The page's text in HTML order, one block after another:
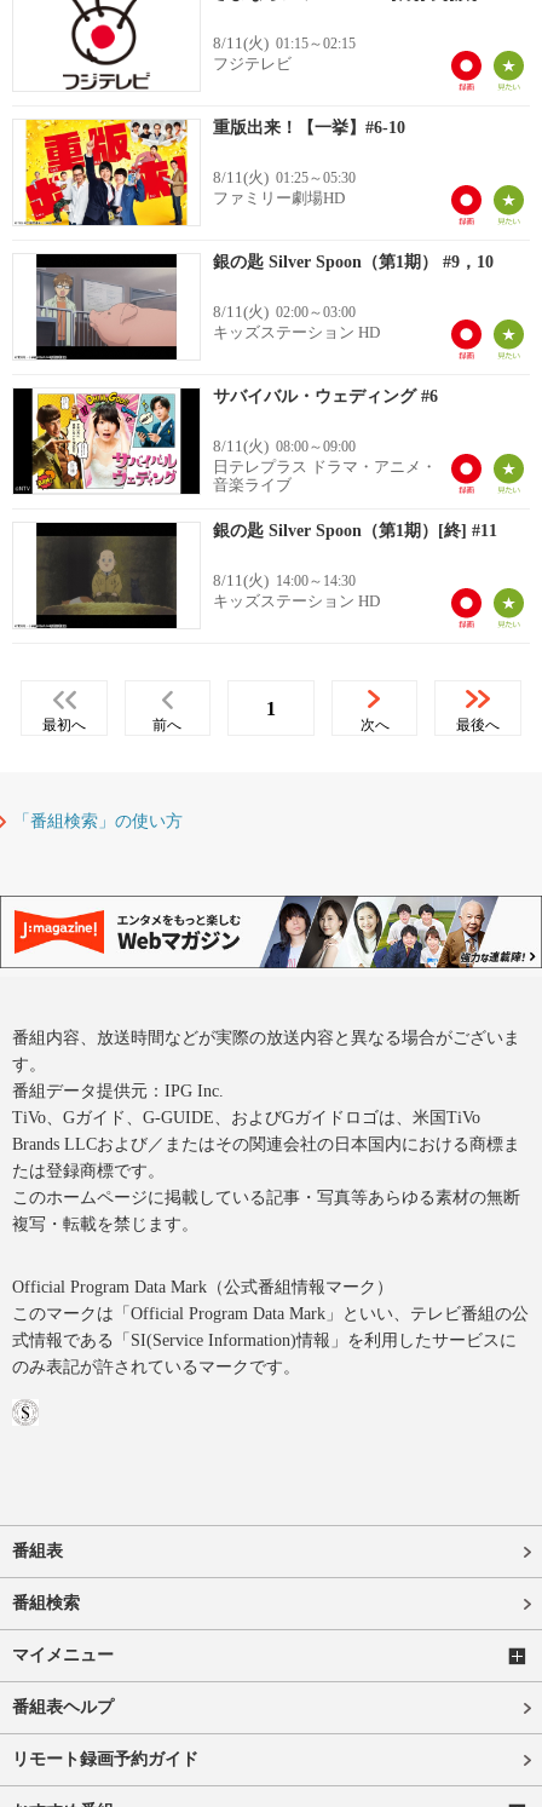
8/11(火) 01:15～02:15
フジテレビ
重版出来！【一挙】#6-10
8/11(火) 01:25～05:30
ファミリー劇場HD
銀の匙 Silver Spoon（第1期） #9，10
8/11(火) 02:00～03:00
キッズステーション HD
サバイバル・ウェディング #6
8/11(火) 08:00～09:00
日テレプラス ドラマ・アニメ・
音楽ライブ
銀の匙 Silver Spoon（第1期）[終] #11
8/11(火) 14:00～14:30
キッズステーション HD
最初へ 前へ
1
次へ 最後へ
「番組検索」の使い方
番組内容、放送時間などが実際の放送内容と異なる場合がございま
す。
番組データ提供元：IPG Inc.
TiVo、Gガイド、G-GUIDE、およびGガイドロゴは、米国TiVo
Brands LLCおよび／またはその関連会社の日本国内における商標ま
たは登録商標です。
このホームページに掲載している記事・写真等あらゆる素材の無断
複写・転載を禁じます。
Official Program Data Mark（公式番組情報マーク）
このマークは「Official Program Data Mark」といい、テレビ番組の公
式情報である「SI(Service Information)情報」を利用したサービスに
のみ表記が許されているマークです。
番組表
番組検索
マイメニュー
番組表ヘルプ
リモート録画予約ガイド